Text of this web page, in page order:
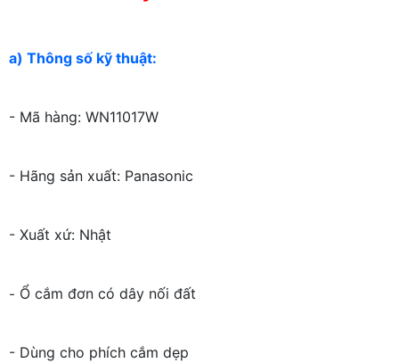
a) Thông số kỹ thuật:
- Mã hàng: WN11017W
- Hãng sản xuất: Panasonic
- Xuất xứ: Nhật
- Ổ cắm đơn có dây nối đất
- Dùng cho phích cắm dẹp